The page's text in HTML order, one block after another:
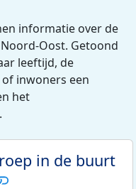
informatie over de
Oost. Getoond
leeftijd, de
inwoners een
het
in de buurt